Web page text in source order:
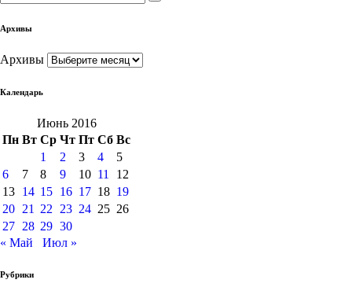
Архивы
Архивы
Календарь
Июнь 2016
Пн Вт Ср Чт Пт Сб Вс
1
2 3 4
5
6
7 8 9 10 11
12
13 14 15 16 17 18 19
20 21 22 23 24 25 26
27 28 29 30
« Май
Июл »
Рубрики